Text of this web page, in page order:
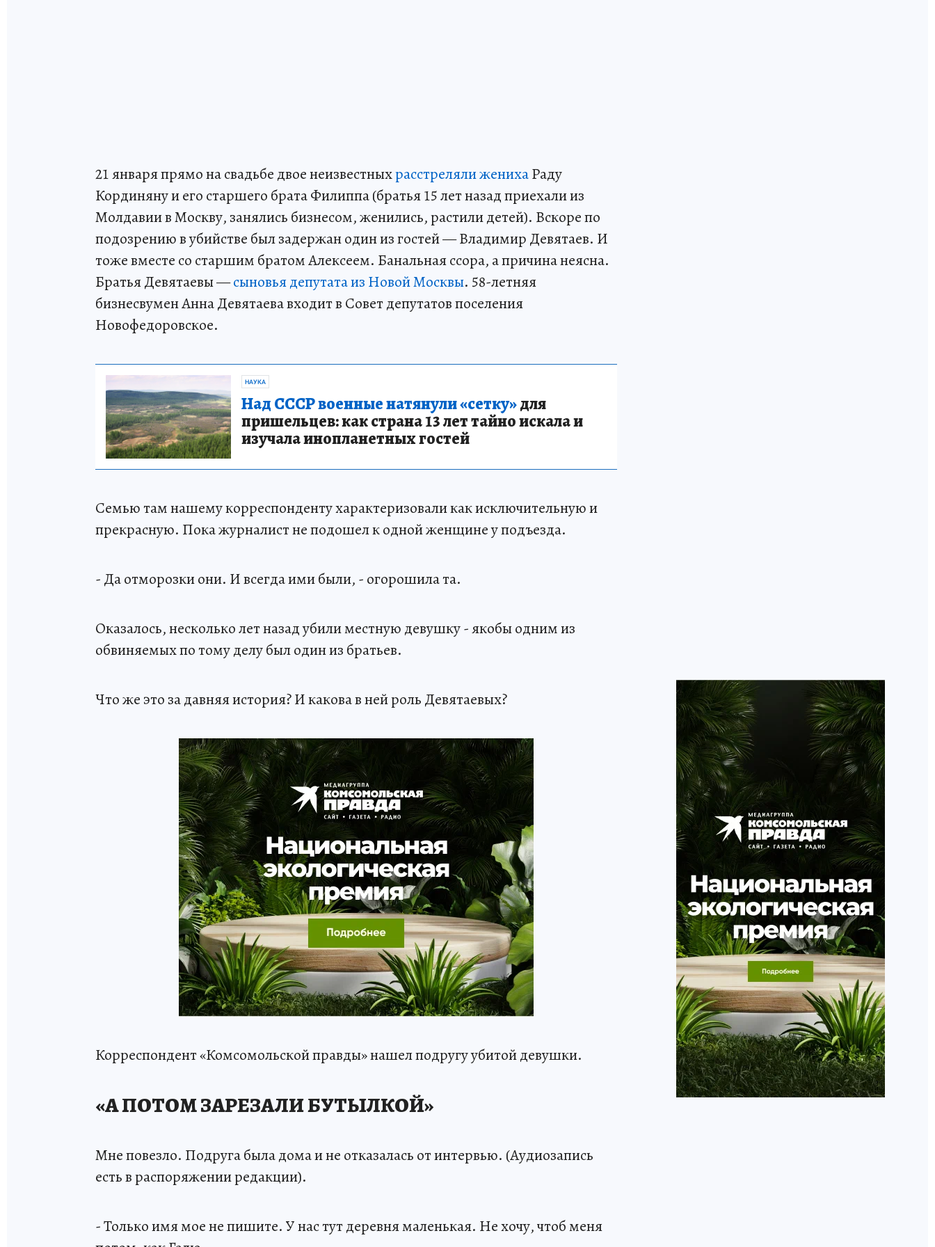
21 января прямо на свадьбе двое неизвестныхрасстреляли женихаРаду
Кординяну и его старшего брата Филиппа (братья 15 лет назад приехали из
Молдавии в Москву, занялись бизнесом, женились, растили детей). Вскоре по
подозрению в убийстве был задержан один из гостей — Владимир Девятаев. И
тоже вместе со старшим братом Алексеем. Банальная ссора, а причина неясна.
Братья Девятаевы —сыновья депутата из Новой Москвы. 58-летняя
бизнесвумен Анна Девятаева входит в Совет депутатов поселения
Новофедоровское.
НАУКА
Над СССР военные натянули «сетку»для
пришельцев: как страна 13 лет тайно искала и
изучала инопланетных гостей
Семью там нашему корреспонденту характеризовали как исключительную и
прекрасную. Пока журналист не подошел к одной женщине у подъезда.
- Да отморозки они. И всегда ими были, - огорошила та.
Оказалось, несколько лет назад убили местную девушку - якобы одним из
обвиняемых по тому делу был один из братьев.
Что же это за давняя история? И какова в ней роль Девятаевых?
Корреспондент «Комсомольской правды» нашел подругу убитой девушки.
«А ПОТОМ ЗАРЕЗАЛИ БУТЫЛКОЙ»
Мне повезло. Подруга была дома и не отказалась от интервью. (Аудиозапись
есть в распоряжении редакции).
- Только имя мое не пишите. У нас тут деревня маленькая. Не хочу, чтоб меня